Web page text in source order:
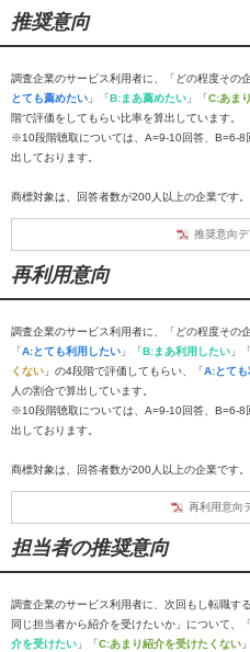
推奨意向
調査企業のサービス利用者に、「どの程度その
とても薦めたい 」「B:まあ薦めたい 」「C:あま
階で評価をしてもらい比率を算出しています。
※10段階聴取については、A=9-10回答、B=6-8
出しております。
商標対象は、回答者数が200人以上の企業です。
推奨意向デ
再利用意向
調査企業のサービス利用者に、「どの程度その
「A:とても利用したい 」「B:まあ利用したい 」「
くない 」の4段階で評価してもらい、「A:とても
人の割合で算出しています。
※10段階聴取については、A=9-10回答、B=6-8
出しております。
商標対象は、回答者数が200人以上の企業です。
再利用意向
担当者の推奨意向
調査企業のサービス利用者に、次回もし転職す
同じ担当者から紹介を受けたいか」について、「
介を受けたい 」「C:あまり紹介を受けたくない